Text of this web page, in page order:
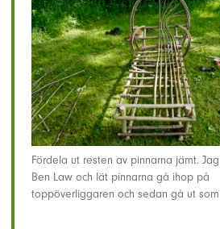
Fördela ut resten av pinnarna jämt.
Ben Law och lät pinnarna gå ihop på
toppöverliggaren och sedan gå ut